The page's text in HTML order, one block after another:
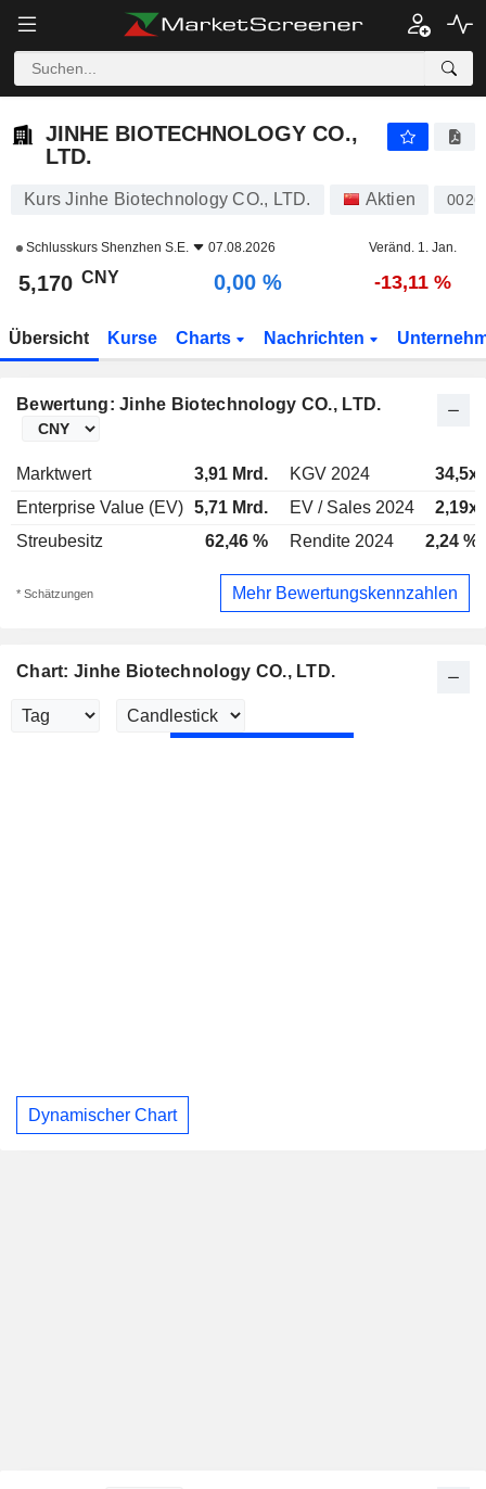
JINHE BIOTECHNOLOGY CO.,
LTD.
Kurs Jinhe Biotechnology CO., LTD. Aktien
Schlusskurs Shenzhen S.E. 07.08.2026 Veränd. 1. Jan.
5,170 CNY 0,00 % -13,11 %
Übersicht Kurse Charts Nachrichten
Bewertung: Jinhe Biotechnology CO., LTD.
Marktwert 3,91 Mrd. KGV 2024
34,5x
Enterprise Value (EV) 5,71 Mrd. EV / Sales 2024
2,19x
Streubesitz
62,46 % Rendite 2024 2,24 %
* Schätzungen Mehr Bewertungskennzahlen
Chart: Jinhe Biotechnology CO., LTD.
Dynamischer Chart